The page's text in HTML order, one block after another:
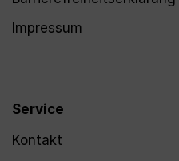
Impressum
Service
Kontakt